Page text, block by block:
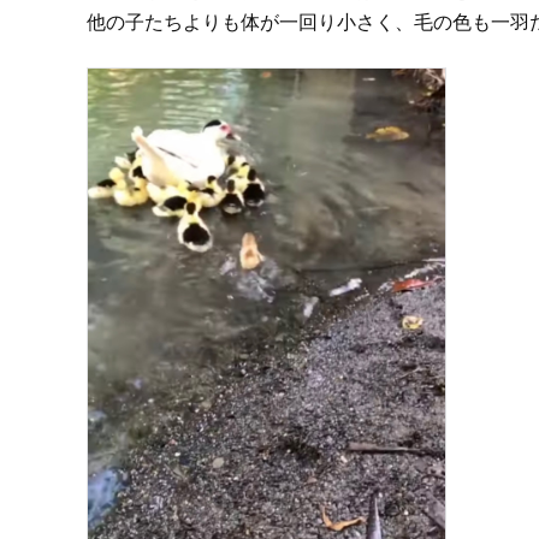
他の子たちよりも体が一回り小さく、毛の色も一羽